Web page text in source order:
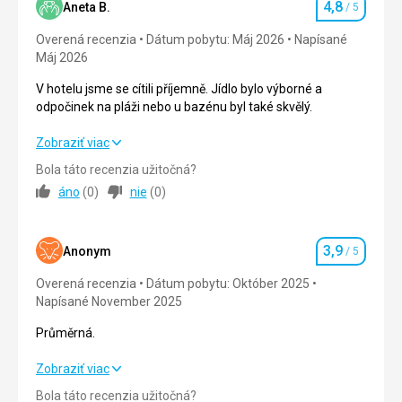
pěšky!
Služby
S tím jsme byli taky spokojeni!
Táto recenzia bola preložená automaticky pomocou
Google Translate
zhodnotola na 7* z 10.
Strava 5,0
Okolie
Služby
Cena
Pláž
velmi pekna
Strava
Velmi dobra
Ubytovanie
Služby
slabe
Aneta B. Hodnotenie
4,8 / 5
Overená recenzia Dátum pobytu: Máj 2026
Napísané
Máj 2026
V hotelu jsme se cítili příjemně. Jídlo bylo výborné a
odpočinek na pláži nebo u bazénu byl také skvělý.
V hotelu jsme se cítili příjemně. Jídlo bylo výborné a
Strava
Okolie 4,0/ 5
Služby
Cena
Pláž
Zobraziť viac
Bola táto recenzia užitočná?
áno (0) nie (0)
Anonym Hodnotenie
3,9 / 5
Overená recenzia
Dátum pobytu: Október 2025
Napísané November 2025
Průměrná.
Průměrná.
Zobraziť viac
Bola táto recenzia užitočná?